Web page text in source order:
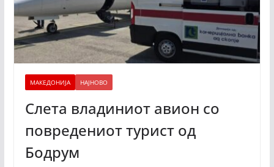
МАКЕДОНИЈА НАЈНОВО
Слета владиниот авион со
повредениот турист од
Бодрум